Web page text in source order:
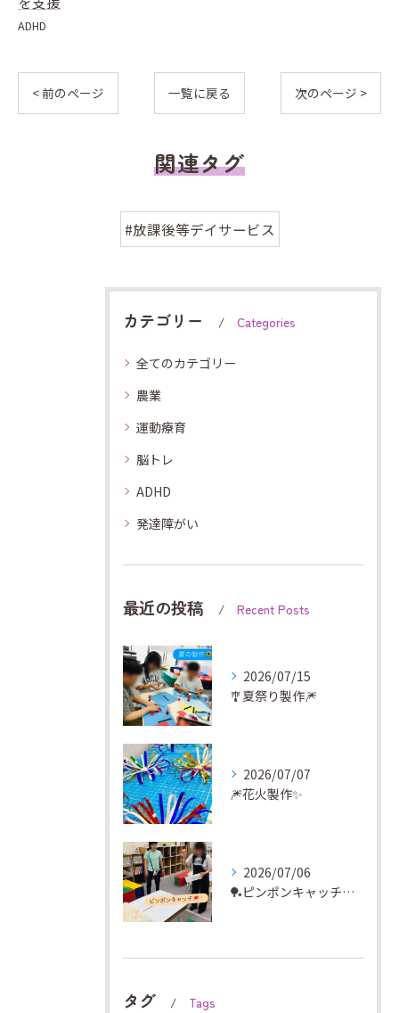
ADHD
< 前のページ 一覧に戻る 次のページ >
関連タグ
#放課後等デイサービス
カテゴリー Categories
全てのカテゴリー
農業
運動療育
脳トレ
ADHD
発達障がい
最近の投稿 Recent Posts
2026/07/15
🎐夏祭り製作🎆
2026/07/07
🎆花火製作✨
2026/07/06
🏓ピンポンキャッチに挑戦✨
タグ Tags